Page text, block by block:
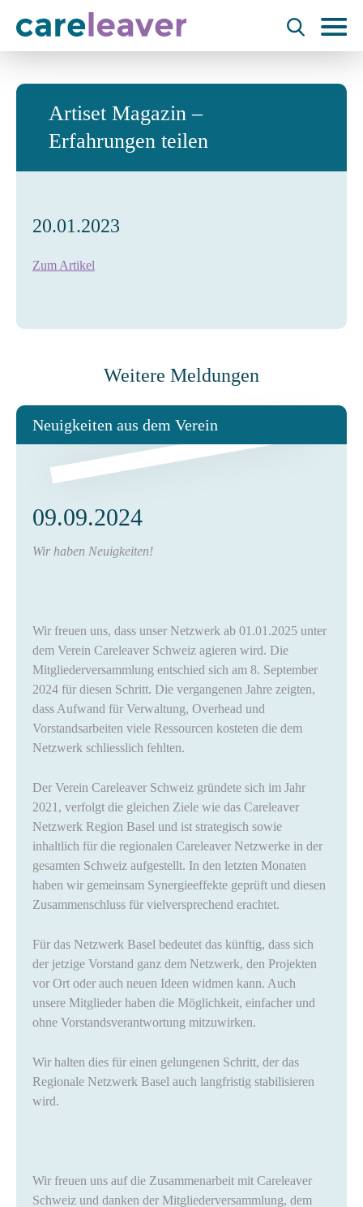
Artiset Magazin –
Erfahrungen teilen
20.01.2023
Zum Artikel
Weitere Meldungen
Neuigkeiten aus dem Verein
09.09.2024
Wir haben Neuigkeiten!
Wir freuen uns, dass unser Netzwerk ab 01.01.2025 unter
dem Verein Careleaver Schweiz agieren wird. Die
Mitgliederversammlung entschied sich am 8. September
2024 für diesen Schritt. Die vergangenen Jahre zeigten,
dass Aufwand für Verwaltung, Overhead und
Vorstandsarbeiten viele Ressourcen kosteten die dem
Netzwerk schliesslich fehlten.
Der Verein Careleaver Schweiz gründete sich im Jahr
2021, verfolgt die gleichen Ziele wie das Careleaver
Netzwerk Region Basel und ist strategisch sowie
inhaltlich für die regionalen Careleaver Netzwerke in der
gesamten Schweiz aufgestellt. In den letzten Monaten
haben wir gemeinsam Synergieeffekte geprüft und diesen
Zusammenschluss für vielversprechend erachtet.
Für das Netzwerk Basel bedeutet das künftig, dass sich
der jetzige Vorstand ganz dem Netzwerk, den Projekten
vor Ort oder auch neuen Ideen widmen kann. Auch
unsere Mitglieder haben die Möglichkeit, einfacher und
ohne Vorstandsverantwortung mitzuwirken.
Wir halten dies für einen gelungenen Schritt, der das
Regionale Netzwerk Basel auch langfristig stabilisieren
wird.
Wir freuen uns auf die Zusammenarbeit mit Careleaver
Schweiz und danken der Mitgliederversammlung, dem